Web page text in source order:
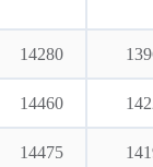
14280
14460
14475